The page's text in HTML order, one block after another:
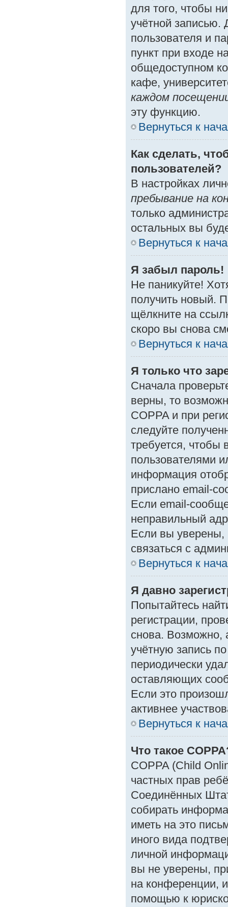
для того, чтобы
учётной записью.
пользователя и
пункт при входе
общедоступном
кафе,
каждом
эту функцию.
Вернуться к
Как сделать,
пользователей?
В настройках
пребывание на
только
остальных вы
Вернуться к
Я забыл пароль!
Не паникуйте!
получить новый.
щёлкните на
скоро вы снова
Вернуться к
Я только что
Сначала
верны, то
COPPA и при
следуйте
требуется, чтобы
пользователями
информация
прислано email-
Если email-
неправильный
Если вы уверены,
связаться с
Вернуться к
Я давно
Попытайтесь
регистрации,
снова. Возможно,
учётную запись
периодически
оставляющих
Если это
активнее
Вернуться к
Что такое
COPPA (Child
частных прав
Соединённых
собирать
иметь на это
иного вида
личной
вы не уверены,
на конференции,
помощью к